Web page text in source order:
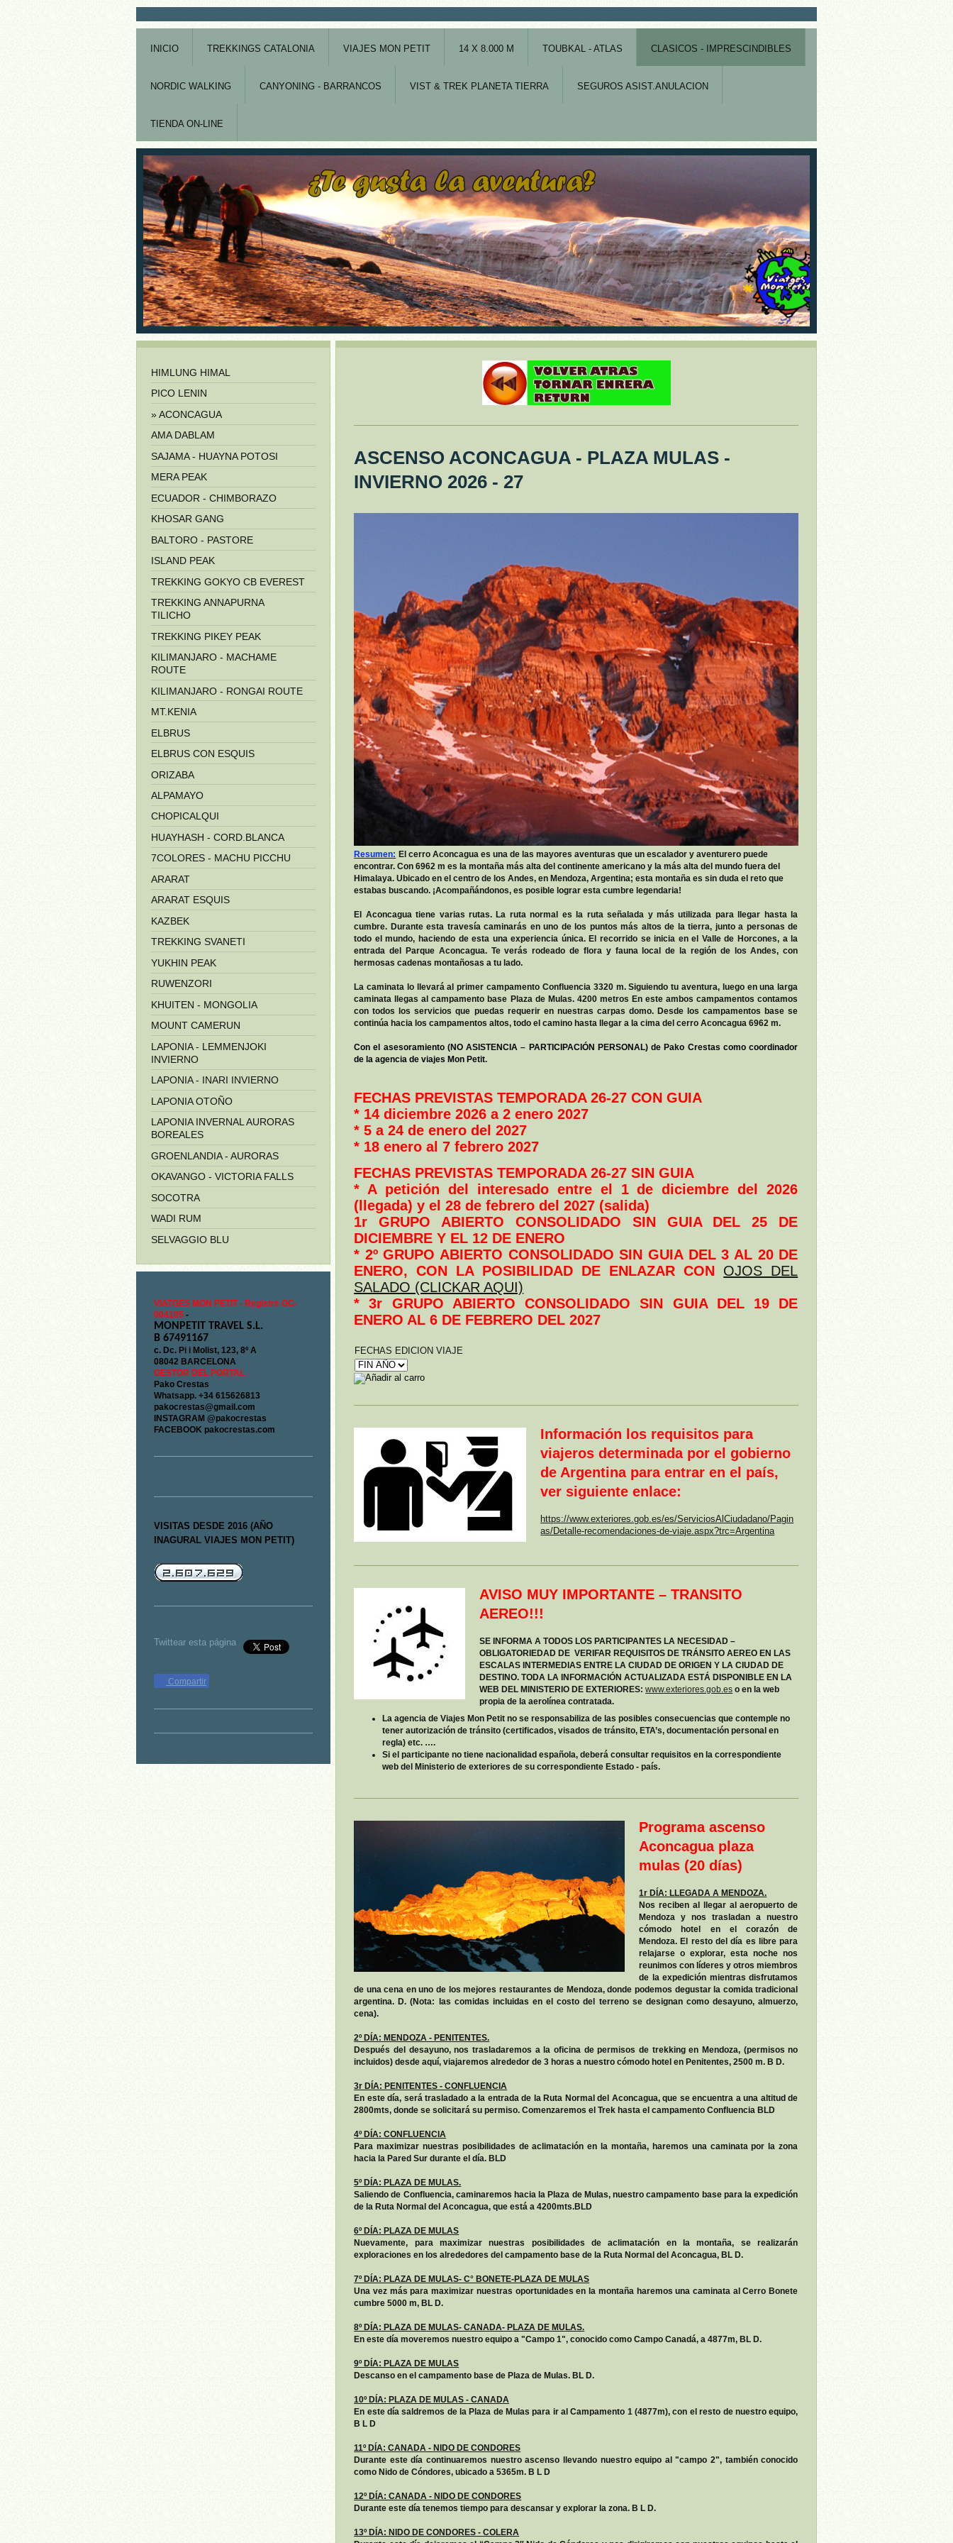
INICIO TREKKINGS CATALONIA VIAJES MON PETIT 14 X 8.000 M TOUBKAL - ATLAS CLASICOS - IMPRESCINDIBLES
NORDIC WALKING CANYONING - BARRANCOS VIST & TREK PLANETA TIERRA SEGUROS ASIST.ANULACION
TIENDA ON-LINE
ASCENSO ACONCAGUA - PLAZA MULAS -
INVIERNO 2026 - 27
Resumen: El cerro Aconcagua es una de las mayores aventuras que un escalador y aventurero puede
encontrar. Con 6962 m es la montaña más alta del continente americano y la más alta del mundo fuera del
Himalaya. Ubicado en el centro de los Andes, en Mendoza, Argentina; esta montaña es sin duda el reto que
estabas buscando. ¡Acompañándonos, es posible lograr esta cumbre legendaria!
El Aconcagua tiene varias rutas. La ruta normal es la ruta señalada y más utilizada para llegar hasta la
cumbre. Durante esta travesía caminarás en uno de los puntos más altos de la tierra, junto a personas de
todo el mundo, haciendo de esta una experiencia única. El recorrido se inicia en el Valle de Horcones, a la
entrada del Parque Aconcagua. Te verás rodeado de flora y fauna local de la región de los Andes, con
hermosas cadenas montañosas a tu lado.
La caminata lo llevará al primer campamento Confluencia 3320 m. Siguiendo tu aventura, luego en una larga
caminata llegas al campamento base Plaza de Mulas. 4200 metros En este ambos campamentos contamos
con todos los servicios que puedas requerir en nuestras carpas domo. Desde los campamentos base se
continúa hacia los campamentos altos, todo el camino hasta llegar a la cima del cerro Aconcagua 6962 m.
Con el asesoramiento (NO ASISTENCIA – PARTICIPACIÓN PERSONAL) de Pako Crestas como coordinador
de la agencia de viajes Mon Petit.
FECHAS PREVISTAS TEMPORADA 26-27 CON GUIA
* 14 diciembre 2026 a 2 enero 2027
* 5 a 24 de enero del 2027
* 18 enero al 7 febrero 2027
FECHAS PREVISTAS TEMPORADA 26-27 SIN GUIA
* A petición del interesado entre el 1 de diciembre del 2026
(llegada) y el 28 de febrero del 2027 (salida)
1r GRUPO ABIERTO CONSOLIDADO SIN GUIA DEL 25 DE
DICIEMBRE Y EL 12 DE ENERO
* 2º GRUPO ABIERTO CONSOLIDADO SIN GUIA DEL 3 AL 20 DE
ENERO, CON LA POSIBILIDAD DE ENLAZAR CON OJOS DEL
SALADO (CLICKAR AQUI)
* 3r GRUPO ABIERTO CONSOLIDADO SIN GUIA DEL 19 DE
ENERO AL 6 DE FEBRERO DEL 2027
FECHAS EDICION VIAJE
Información los requisitos para
viajeros determinada por el gobierno
de Argentina para entrar en el país,
ver siguiente enlace:
https://www.exteriores.gob.es/es/ServiciosAlCiudadano/Pagin
as/Detalle-recomendaciones-de-viaje.aspx?trc=Argentina
AVISO MUY IMPORTANTE – TRANSITO
AEREO!!!
SE INFORMA A TODOS LOS PARTICIPANTES LA NECESIDAD –
OBLIGATORIEDAD DE VERIFAR REQUISITOS DE TRÁNSITO AEREO EN LAS
ESCALAS INTERMEDIAS ENTRE LA CIUDAD DE ORIGEN Y LA CIUDAD DE
DESTINO. TODA LA INFORMACIÓN ACTUALIZADA ESTÁ DISPONIBLE EN LA
WEB DEL MINISTERIO DE EXTERIORES:www.exteriores.gob.es o en la web
propia de la aerolínea contratada.
La agencia de Viajes Mon Petit no se responsabiliza de las posibles consecuencias que contemple no
tener autorización de tránsito (certificados, visados de tránsito, ETA’s, documentación personal en
regla) etc. ….
Si el participante no tiene nacionalidad española, deberá consultar requisitos en la correspondiente
web del Ministerio de exteriores de su correspondiente Estado - país.
Programa ascenso
Aconcagua plaza
mulas (20 días)
1r DÍA: LLEGADA A MENDOZA.
Nos reciben al llegar al aeropuerto de
Mendoza y nos trasladan a nuestro
cómodo hotel en el corazón de
Mendoza. El resto del día es libre para
relajarse o explorar, esta noche nos
reunimos con líderes y otros miembros
de la expedición mientras disfrutamos
de una cena en uno de los mejores restaurantes de Mendoza, donde podemos degustar la comida tradicional
argentina. D. (Nota: las comidas incluidas en el costo del terreno se designan como desayuno, almuerzo,
cena).
2º DÍA: MENDOZA - PENITENTES.
Después del desayuno, nos trasladaremos a la oficina de permisos de trekking en Mendoza, (permisos no
incluidos) desde aquí, viajaremos alrededor de 3 horas a nuestro cómodo hotel en Penitentes, 2500 m. B D.
3r DÍA: PENITENTES - CONFLUENCIA
En este día, será trasladado a la entrada de la Ruta Normal del Aconcagua, que se encuentra a una altitud de
2800mts, donde se solicitará su permiso. Comenzaremos el Trek hasta el campamento Confluencia BLD
4º DÍA: CONFLUENCIA
Para maximizar nuestras posibilidades de aclimatación en la montaña, haremos una caminata por la zona
hacia la Pared Sur durante el día. BLD
5º DÍA: PLAZA DE MULAS.
Saliendo de Confluencia, caminaremos hacia la Plaza de Mulas, nuestro campamento base para la expedición
de la Ruta Normal del Aconcagua, que está a 4200mts.BLD
6º DÍA: PLAZA DE MULAS
Nuevamente, para maximizar nuestras posibilidades de aclimatación en la montaña, se realizarán
exploraciones en los alrededores del campamento base de la Ruta Normal del Aconcagua, BL D.
7º DÍA: PLAZA DE MULAS- C° BONETE-PLAZA DE MULAS
Una vez más para maximizar nuestras oportunidades en la montaña haremos una caminata al Cerro Bonete
cumbre 5000 m, BL D.
8º DÍA: PLAZA DE MULAS- CANADA- PLAZA DE MULAS.
En este día moveremos nuestro equipo a "Campo 1", conocido como Campo Canadá, a 4877m, BL D.
9º DÍA: PLAZA DE MULAS
Descanso en el campamento base de Plaza de Mulas. BL D.
10º DÍA: PLAZA DE MULAS - CANADA
En este día saldremos de la Plaza de Mulas para ir al Campamento 1 (4877m), con el resto de nuestro equipo,
B L D
11º DÍA: CANADA - NIDO DE CONDORES
Durante este día continuaremos nuestro ascenso llevando nuestro equipo al "campo 2", también conocido
como Nido de Cóndores, ubicado a 5365m. B L D
12º DÍA: CANADA - NIDO DE CONDORES
Durante este día tenemos tiempo para descansar y explorar la zona. B L D.
13º DÍA: NIDO DE CONDORES - COLERA
HIMLUNG HIMAL
PICO LENIN
ACONCAGUA
AMA DABLAM
SAJAMA - HUAYNA POTOSI
MERA PEAK
ECUADOR - CHIMBORAZO
KHOSAR GANG
BALTORO - PASTORE
ISLAND PEAK
TREKKING GOKYO CB EVEREST
TREKKING ANNAPURNA
TILICHO
TREKKING PIKEY PEAK
KILIMANJARO - MACHAME
ROUTE
KILIMANJARO - RONGAI ROUTE
MT.KENIA
ELBRUS
ELBRUS CON ESQUIS
ORIZABA
ALPAMAYO
CHOPICALQUI
HUAYHASH - CORD.BLANCA
7COLORES - MACHU PICCHU
ARARAT
ARARAT ESQUIS
KAZBEK
TREKKING SVANETI
YUKHIN PEAK
RUWENZORI
KHUITEN - MONGOLIA
MOUNT CAMERUN
LAPONIA - LEMMENJOKI
INVIERNO
LAPONIA - INARI INVIERNO
LAPONIA OTOÑO
LAPONIA INVERNAL AURORAS
BOREALES
GROENLANDIA - AURORAS
OKAVANGO - VICTORIA FALLS
SOCOTRA
WADI RUM
SELVAGGIO BLU
VIATGES MON PETIT - Registre GC-
004105 -
MONPETIT TRAVEL S.L.
B 67491167
c. Dc. Pi i Molist, 123, 8º A
08042 BARCELONA
GESTOR DEL PORTAL
Pako Crestas
Whatsapp. +34 615626813
pakocrestas@gmail.com
INSTAGRAM @pakocrestas
FACEBOOK pakocrestas.com
VISITAS DESDE 2016 (AÑO
INAGURAL VIAJES MON PETIT)
Twittear esta página
Compartir